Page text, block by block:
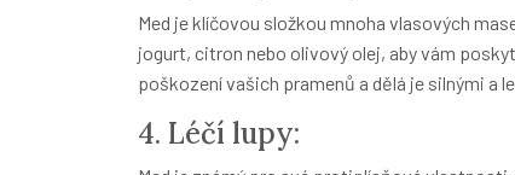
Med je klíčovou složkou mnoha vlasových
jogurt, citron nebo olivový olej, aby vám
poškození vašich pramenů a dělá je silnými a
4. Léčí lupy: